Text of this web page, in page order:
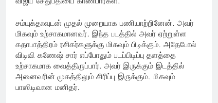
சம்யுக்தாவுடன் முதல் முறையாக பணியாற்றினேன். அவர்
மிகவும் உற்சாகமானவர். இந்த படத்தில் அவர் ஏற்றுள்ள
கதாபாத்திரம் ரசிகர்களுக்கு மிகவும் பிடிக்கும். அதேபோல்
விடிவி கணேஷ் சார் எப்போதும் படப்பிடிப்பு தளத்தை
உற்சாகமாக வைத்திருப்பார். அவர் இருக்கும் இடத்தில்
அனைவரின் முகத்திலும் சிரிப்பு இருக்கும். மிகவும்
பாஸிடிவான மனிதர்.